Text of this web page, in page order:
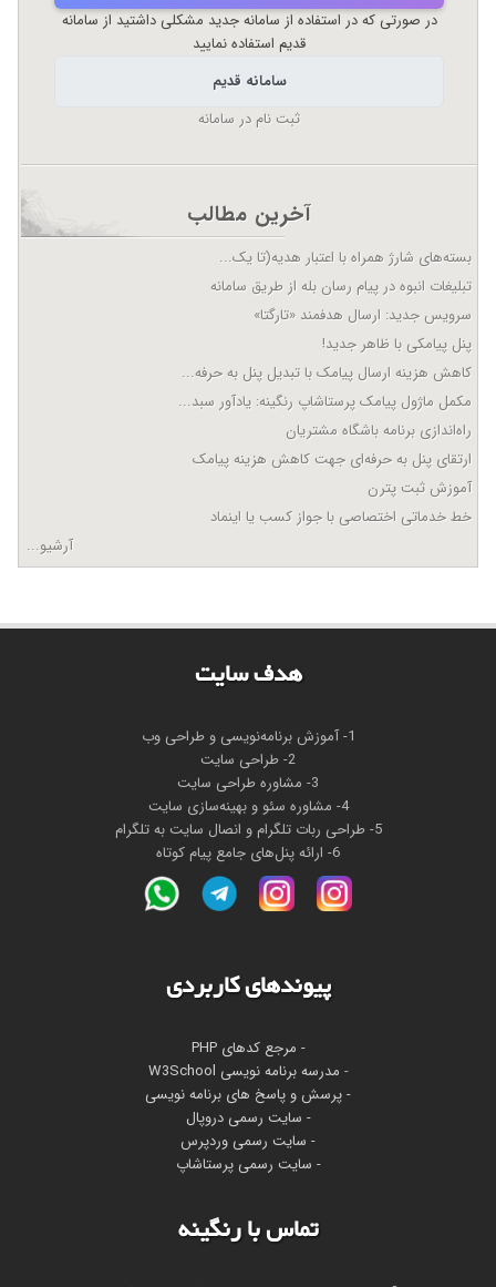
در صورتی که در استفاده از سامانه جدید مشکلی داشتید از سامانه
قدیم استفاده نمایید
سامانه قدیم
ثبت نام در سامانه
آخرین مطالب
بسته‌های شارژ همراه با اعتبار هدیه(تا یک...
تبلیغات انبوه در پیام رسان بله از طریق سامانه
سرویس جدید: ارسال هدفمند «تارگتا»
پنل پیامکی با ظاهر جدید!
کاهش هزینه ارسال پیامک با تبدیل پنل به حرفه...
مکمل ماژول پیامک پرستاشاپ رنگینه: یادآور سبد...
راه‌اندازی برنامه باشگاه مشتریان
ارتقای پنل به حرفه‌ای جهت کاهش هزینه پیامک
آموزش ثبت پترن
خط خدماتی اختصاصی با جواز کسب یا اینماد
آرشیو...
هدف سايت
1- آموزش برنامه‌نویسی و طراحی وب
2- طراحی سایت
3- مشاوره طراحی سایت
4- مشاوره سئو و بهینه‌سازی سایت
5- طراحی ربات تلگرام و انصال سایت به تلگرام
6- ارائه پنل‌های جامع پیام کوتاه
پیوندهای کاربردی
- مرجع کدهای PHP
- مدرسه برنامه نویسی W3School
- پرسش و پاسخ های برنامه نویسی
- سایت رسمی دروپال
- سایت رسمی وردپرس
- سایت رسمی پرستاشاپ
تماس با رنگینه